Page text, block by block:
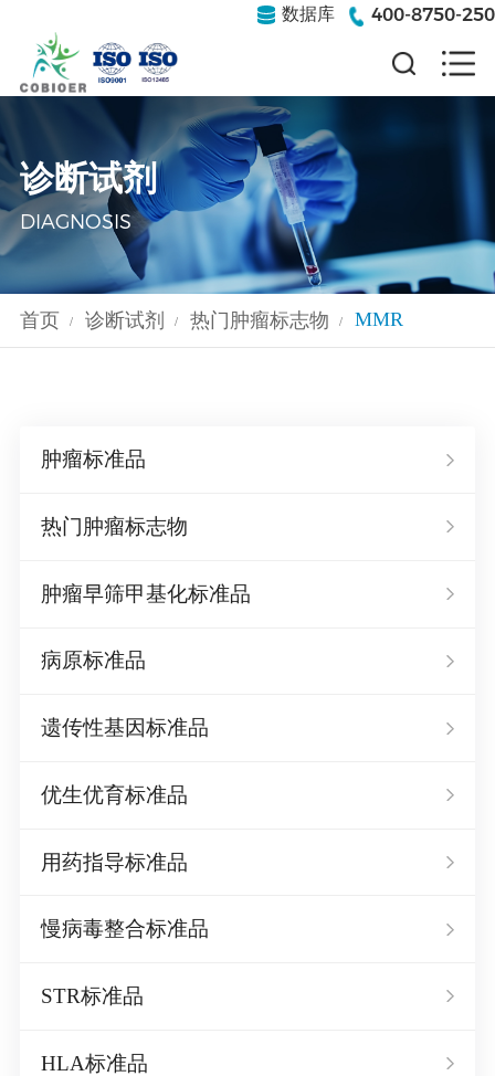
数据库 400-8750-250
诊断试剂
DIAGNOSIS
首页 / 诊断试剂 / 热门肿瘤标志物 / MMR
肿瘤标准品
热门肿瘤标志物
肿瘤早筛甲基化标准品
病原标准品
遗传性基因标准品
优生优育标准品
用药指导标准品
慢病毒整合标准品
STR标准品
HLA标准品